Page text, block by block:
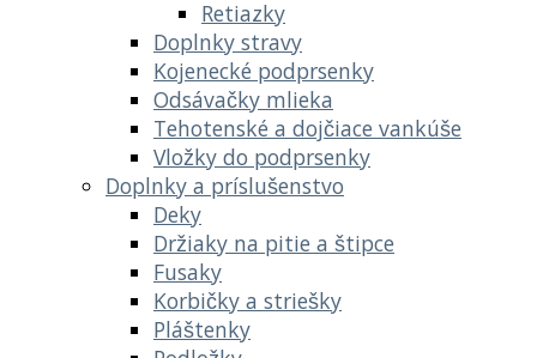
Retiazky
Doplnky stravy
Kojenecké podprsenky
Odsávačky mlieka
Tehotenské a dojčiace vankúše
Vložky do podprsenky
Doplnky a príslušenstvo
Deky
Držiaky na pitie a štipce
Fusaky
Korbičky a striešky
Pláštenky